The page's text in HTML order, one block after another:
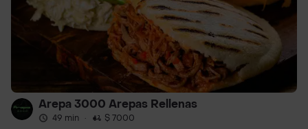
Arepa 3000 Arepas Rellenas
49 min · $ 7000